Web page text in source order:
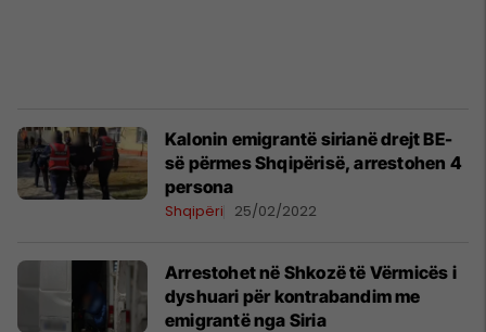
Kalonin emigrantë sirianë drejt BE-
së përmes Shqipërisë, arrestohen 4
persona
Shqipëri 25/02/2022
Arrestohet në Shkozë të Vërmicës i
dyshuari për kontrabandim me
emigrantë nga Siria